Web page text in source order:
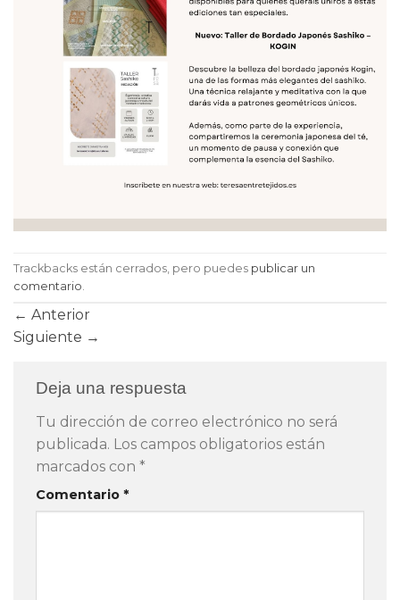
Trackbacks están cerrados, pero puedes publicar un
comentario
← Anterior
Siguiente →
Deja una respuesta
Tu dirección de correo electrónico no será
publicada. Los campos obligatorios están
marcados con *
Comentario *